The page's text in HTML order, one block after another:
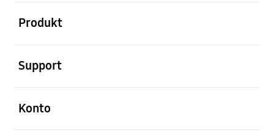
Produkt
Support
Konto